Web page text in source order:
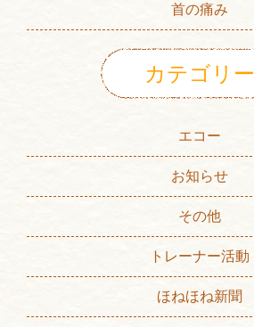
首の痛み
カテゴリー
エコー
お知らせ
その他
トレーナー活動
ほねほね新聞